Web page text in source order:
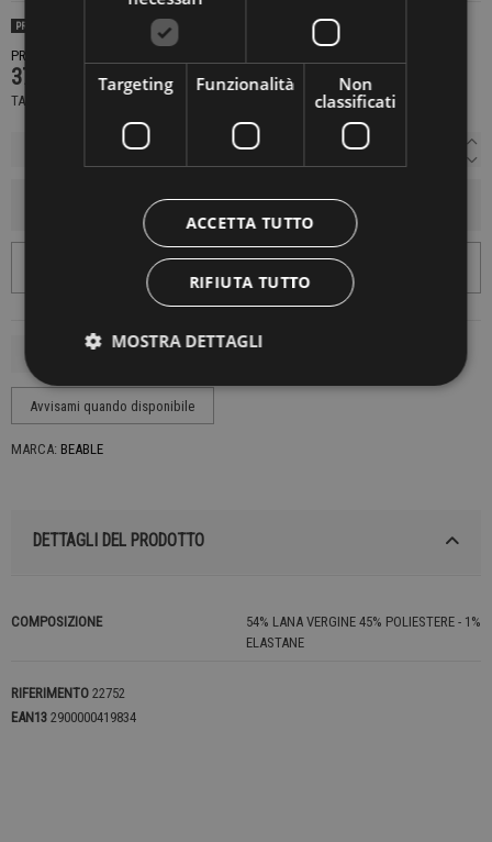
PRODOTTO DISPONIBILE CON DIVERSE OPZIONI
PRODOTTO NON DISPONIBILE CONTATTACI PER SAPERE DI PIÙ
379,00 €
TASSE INCLUSE
AGGIUNGI AL CARRELLO
MARCA: BEABLE
DETTAGLI DEL PRODOTTO
COMPOSIZIONE
54% LANA VERGINE 45% POLIESTERE - 1%
ELASTANE
RIFERIMENTO 22752
EAN13 2900000419834
Targeting Funzionalità
Non
classificati
ACCETTA TUTTO
RIFIUTA TUTTO
MOSTRA DETTAGLI